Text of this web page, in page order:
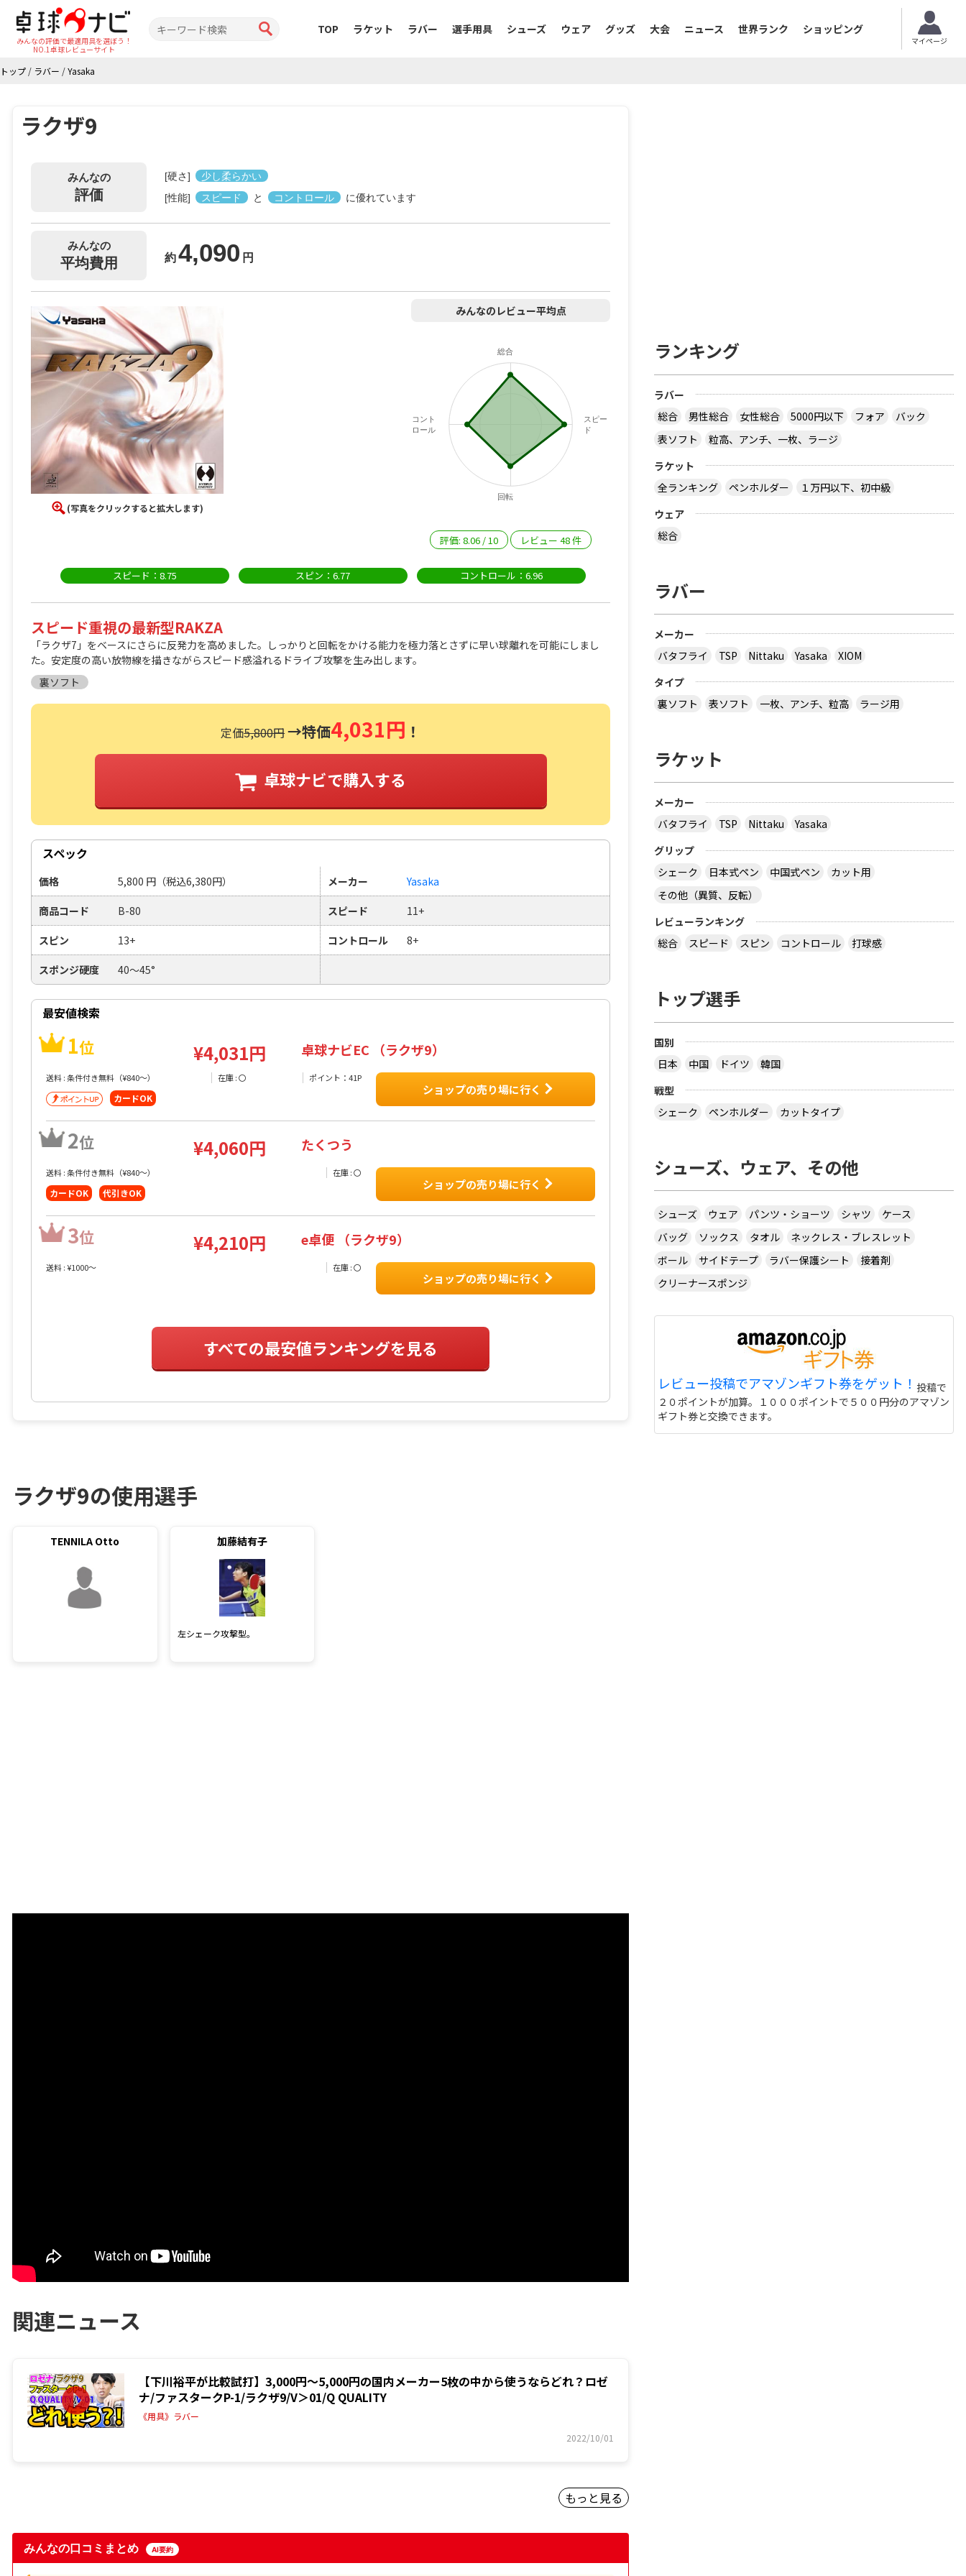
みんなの評価で最適用具を選ぼう！
NO.1卓球レビューサイト
TOP ラケット ラバー 選手用具 シューズ ウェア グッズ 大会 ニュース 世界ランク ショッピング
マイページ
トップ / ラバー /Yasaka
ラクザ9
みんなの
評価
[硬さ]
少し柔らかい
[性能]
スピード と コントロール に優れています
みんなの
平均費用 約4,090 円
(写真をクリックすると拡大します)
みんなのレビュー平均点
総合
スピー
ド
回転
コント
ロール
評価:8.06 /10 レビュー48件
スピード：8.75 スピン：6.77 コントロール：6.96
スピード重視の最新型RAKZA
「ラクザ7」をベースにさらに反発力を高めました。しっかりと回転をかける能力を極力落とさずに早い球離れを可能にしまし
た。安定度の高い放物線を描きながらスピード感溢れるドライブ攻撃を生み出します。
裏ソフト
定価5,800円→特価4,031円 ！
卓球ナビで購入する
スペック
価格 5,800 円 （税込6,380円） メーカー Yasaka
商品コード B-80 スピード 11+
スピン 13+ コントロール 8+
スポンジ硬度 40～45°
最安値検索
1位 ¥4,031円 卓球ナビEC （ラクザ9）
送料 : 条件付き無料（¥840〜） 在庫 : 〇 ポイント：41P
カードOK
ショップの売り場に行く
2位 ¥4,060円 たくつう
送料 : 条件付き無料（¥840〜） 在庫 : 〇
カードOK 代引きOK
ショップの売り場に行く
3位 ¥4,210円 e卓便 （ラクザ9）
送料 : ¥1000〜 在庫 : 〇
ショップの売り場に行く
すべての最安値ランキングを見る
ラクザ9の使用選手
TENNILA Otto 加藤結有子
左シェーク攻撃型。
関連ニュース
【下川裕平が比較試打】3,000円～5,000円の国内メーカー5枚の中から使うならどれ？ロゼ
ナ/ファスタークP-1/ラクザ9/V＞01/Q QUALITY
《用具》ラバー
2022/10/01
もっと見る
みんなの口コミまとめ AI要約
ランキング
ラバー
総合
男性総合 女性総合 5000円以下 フォア
バック
表ソフト
粒高、アンチ、一枚、ラージ
ラケット
全ランキング
ペンホルダー
１万円以下、初中級
ウェア
総合
ラバー
メーカー
バタフライ
TSP Nittaku Yasaka
XIOM
タイプ
裏ソフト
表ソフト 一枚、アンチ、粒高 ラージ用
ラケット
メーカー
バタフライ
TSP Nittaku
Yasaka
グリップ
シェーク
日本式ペン 中国式ペン
カット用
その他（異質、反転）
レビューランキング
総合
スピード スピン コントロール 打球感
トップ選手
国別
日本
中国 ドイツ
韓国
戦型
シェーク
ペンホルダー カットタイプ
シューズ、ウェア、その他
シューズ ウェア パンツ・ショーツ シャツ
ケース
バッグ
ソックス タオル
ネックレス・ブレスレット
ボール
サイドテープ ラバー保護シート
接着剤
クリーナースポンジ
レビュー投稿でアマゾンギフト券をゲット！ 投稿で
２０ポイントが加算。１０００ポイントで５００円分のアマゾン
ギフト券と交換できます。